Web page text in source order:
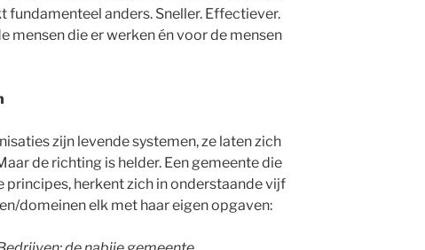
fundamenteel anders. Sneller. Effectiever.
mensen die er werken én voor de mensen
zijn levende systemen, ze laten zich
de richting is helder. Een gemeente die
herkent zich in onderstaande vijf
domeinen elk met haar eigen opgaven: